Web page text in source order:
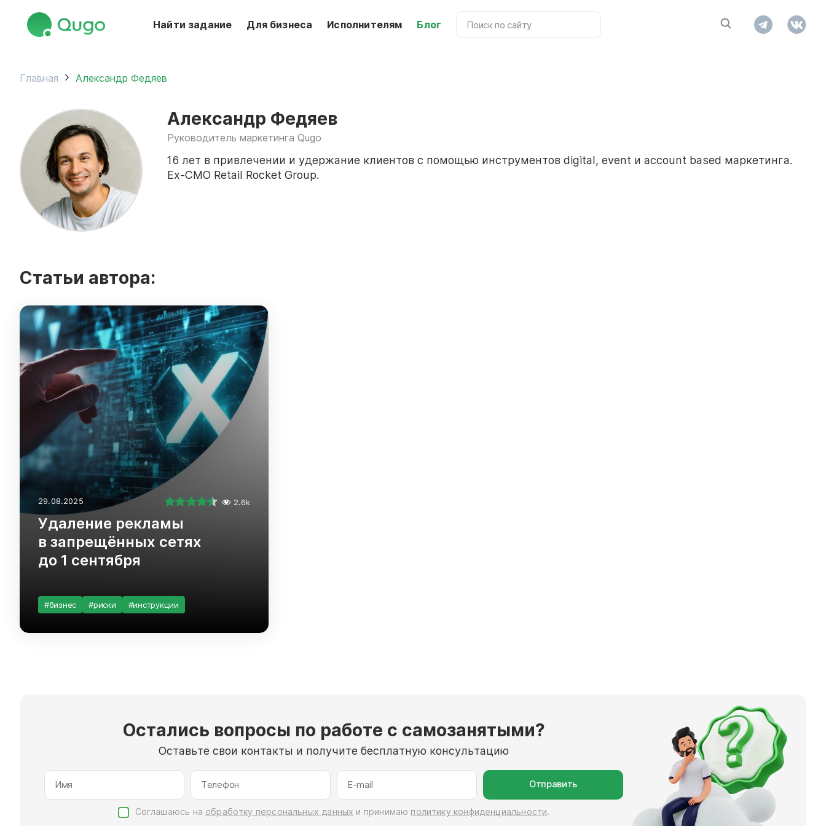
Найти задание Для бизнеса Исполнителям Блог
Главная Александр Федяев
Александр Федяев
Руководитель маркетинга Qugo
16 лет в привлечении и удержание клиентов с помощью инструментов digital, event и aссount based маркетинга.
Ex-CMO Retail Rocket Group.
Статьи автора:
29.08.2025 2.6k
Удаление рекламы
в запрещённых сетях
до 1 сентября
#бизнес #риски #инструкции
Остались вопросы по работе с самозанятыми?
Оставьте свои контакты и получите бесплатную консультацию
Отправить
Соглашаюсь на обработку персональных данных и принимаю политику конфиденциальности.